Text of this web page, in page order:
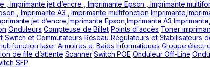
, Imprimante jet d’encre , Imprimante Epson , Imprimante
, Imprimante A3 , Imprimante multifonction
jet d’encre,Imprimante Epson,Imprimante A3
Onduleurs Compteuse de Billet Points d'accès Toner
Switch et Commutateurs Réseau Régulateurs et Stabilisateurs
laser Armoires et Baies Informatiques Groupe
de file d’attente Scanner Switch POE Onduleur Off-Line
SFP